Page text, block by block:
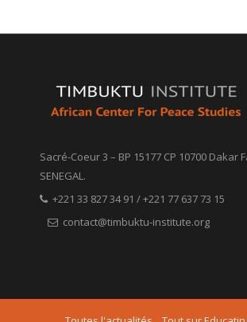
Sacré-Coeur 3 – BP 15177 CP 10700 Dakar
SENEGAL.
+221 33 827 34 91 / +221 77 637 73 15
contact@timbuktu-institute.org